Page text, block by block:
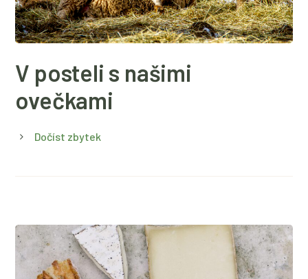
V posteli s našimi
ovečkami
Dočíst zbytek